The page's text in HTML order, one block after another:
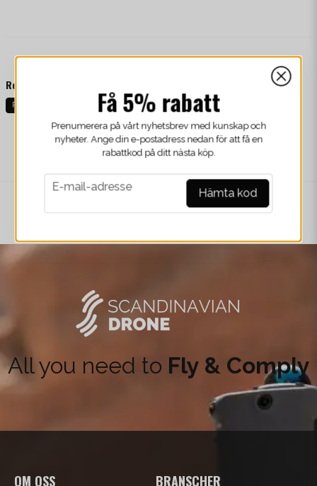
Relaterede kategorier
React Få 5% rabatt
Prenumerera på vårt nyhetsbrev med kunskap och
nyheter. Ange din e-postadress nedan för att få en
rabattkod på ditt nästa köp.
email
E-mail-adresse Hämta kod
All you need to Fly & Comply
OM OSS BRANSCHER